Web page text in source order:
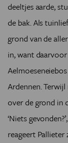
deeltjes aarde,
de bak. Als
grond van de
in, want
Ardennen.
over de grond in
‘Niets
reageert Pallieter